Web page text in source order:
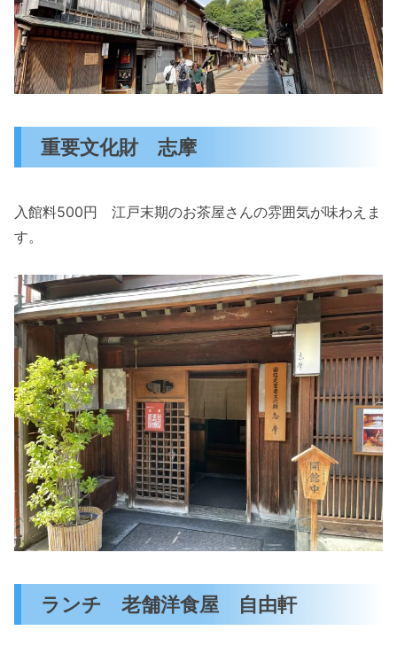
重要文化財 志摩
入館料500円 江戸末期のお茶屋さんの雰囲気が味わえま
す。
ランチ 老舗洋食屋 自由軒